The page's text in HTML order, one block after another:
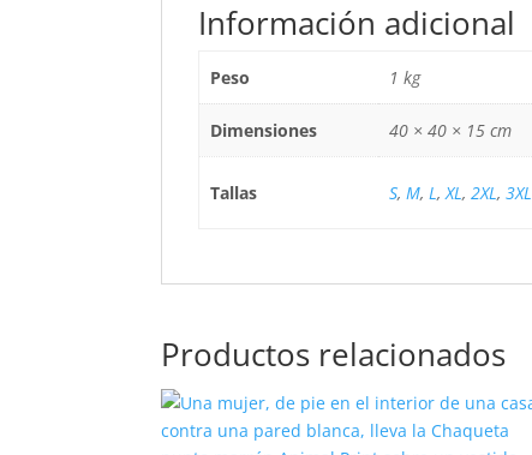
Información adicional
Peso 1 kg
Dimensiones 40 × 40 × 15 cm
Tallas S, M, L,XL, 2XL, 3XL
Productos relacionados